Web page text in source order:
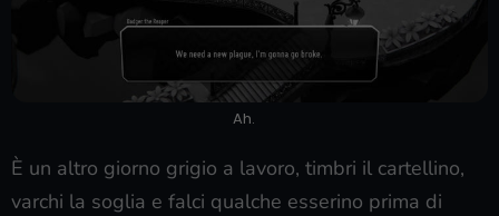
Ah.
È un altro giorno grigio a lavoro, timbri il cartellino,
varchi la soglia e falci qualche esserino prima di